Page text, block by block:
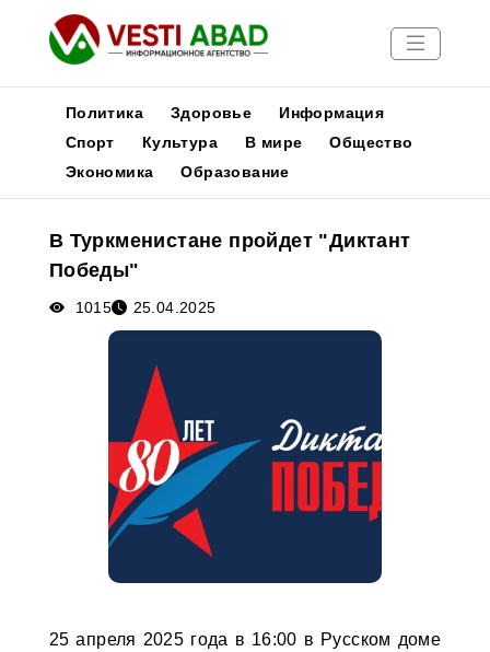
Новости
Медиа
Афиша
Политика Здоровье
Информация
Спорт
Культура В мире
Общество
Экономика
Образование
В Туркменистане пройдет "Диктант
Победы"
1015 25.04.2025
25 апреля 2025 года в 16:00 в Русском доме